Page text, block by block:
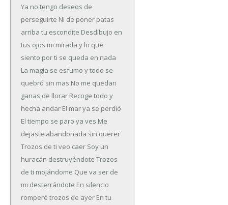
Ya no tengo deseos de
perseguirte Ni de poner patas
arriba tu escondite Desdibujo en
tus ojos mi mirada y lo que
siento por ti se queda en nada
La magia se esfumo y todo se
quebró sin mas No me quedan
ganas de llorar Recoge todo y
hecha andar El mar ya se perdió
El tiempo se paro ya ves Me
dejaste abandonada sin querer
Trozos de ti veo caer Soy un
huracán destruyéndote Trozos
de ti mojándome Que va ser de
mi desterrándote En silencio
romperé trozos de ayer En tu